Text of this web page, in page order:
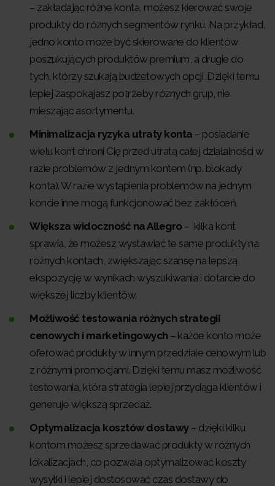
– zakładając różne konta, możesz kierować swoje
produkty do różnych segmentów rynku. Na przykład,
jedno konto może być skierowane do klientów
poszukujących produktów premium, a drugie do
tych, którzy szukają budżetowych opcji. Dzięki temu
lepiej zaspokajasz potrzeby różnych grup, nie
mieszając asortymentu.
Minimalizacja ryzyka utraty konta – posiadanie
wielu kont chroni Cię przed utratą całej działalności w
razie problemów z jednym kontem (np. blokady
konta). W razie wystąpienia problemów na jednym
koncie inne mogą funkcjonować bez zakłóceń.
Większa widoczność na Allegro – kilka kont
sprawia, że możesz wystawiać te same produkty na
różnych kontach, zwiększając szansę na lepszą
ekspozycję w wynikach wyszukiwania i dotarcie do
większej liczby klientów.
Możliwość testowania różnych strategii
cenowych i marketingowych – każde konto może
oferować produkty w innym przedziale cenowym lub
z różnymi promocjami. Dzięki temu masz możliwość
testowania, która strategia lepiej przyciąga klientów i
generuje większą sprzedaż.
Optymalizacja kosztów dostawy– dzięki kilku
kontom możesz sprzedawać produkty w różnych
lokalizacjach, co pozwala optymalizować koszty
wysyłki i lepiej dostosować czas dostawy do